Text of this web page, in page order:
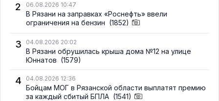
2 06.08.2026 10:47
В Рязани на заправках «Роснефть» ввели
ограничения на бензин (1852)
3 04.08.2026 20:02
В Рязани обрушилась крыша дома №12 на улице
Юннатов (1579)
4 04.08.2026 12:36
Бойцам МОГ в Рязанской области выплатят премию
за каждый сбитый БПЛА (1541)